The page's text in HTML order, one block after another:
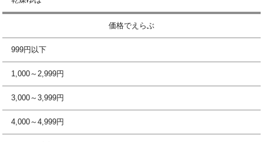
価格でえらぶ
999円以下
1,000～2,999円
3,000～3,999円
4,000～4,999円